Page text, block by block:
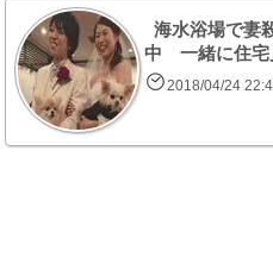
海水浴場で妻
中 一緒に住宅
2018/04/24